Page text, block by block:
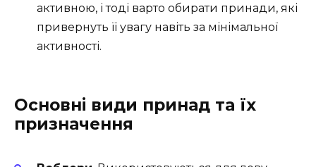
активною, і тоді варто обирати принади, які
привернуть її увагу навіть за мінімальної
активності.
Основні види принад та їх
призначення